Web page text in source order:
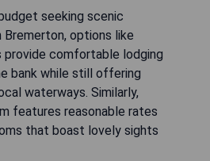
seeking scenic
options like
provide comfortable lodging
bank while still offering
waterways. Similarly,
features reasonable rates
that boast lovely sights